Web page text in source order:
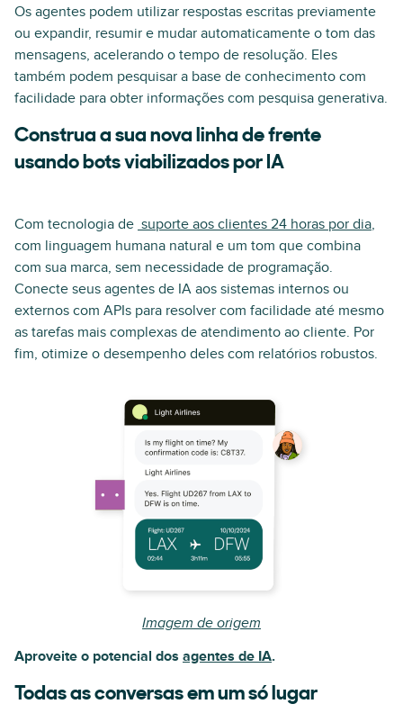
Os agentes podem utilizar respostas escritas previamente
ou expandir, resumir e mudar automaticamente o tom das
mensagens, acelerando o tempo de resolução. Eles
também podem pesquisar a base de conhecimento com
facilidade para obter informações com pesquisa generativa.
Construa a sua nova linha de frente
usando bots viabilizados por IA
Com tecnologia de suporte aos clientes 24 horas por dia,
com linguagem humana natural e um tom que combina
com sua marca, sem necessidade de programação.
Conecte seus agentes de IA aos sistemas internos ou
externos com APIs para resolver com facilidade até mesmo
as tarefas mais complexas de atendimento ao cliente. Por
fim, otimize o desempenho deles com relatórios robustos.
Imagem de origem
Aproveite o potencial dos agentes de IA.
Todas as conversas em um só lugar